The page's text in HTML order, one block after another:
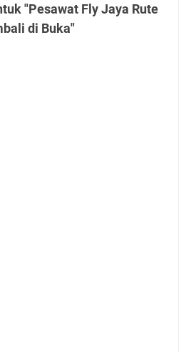
"Pesawat Fly Jaya Rute
di Buka"